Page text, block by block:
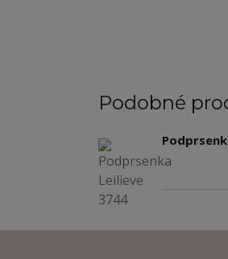
Podobné